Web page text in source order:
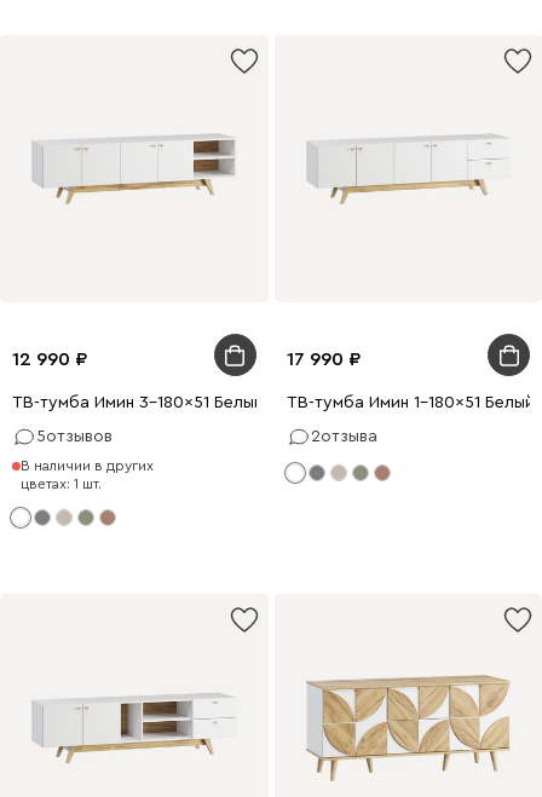
12 990
ТВ-тумба Имин 3-180x51 Белый
5отзывов
В наличии в других
цветах: 1 шт.
17 990
ТВ-тумба Имин 1-180x51 Белый
2отзыва